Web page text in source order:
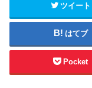
ツイート
はてブ
Pocket